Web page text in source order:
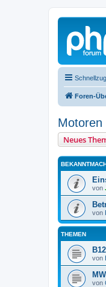
Foren-
Motoren
Neues
von
von
THEMEN
von
von